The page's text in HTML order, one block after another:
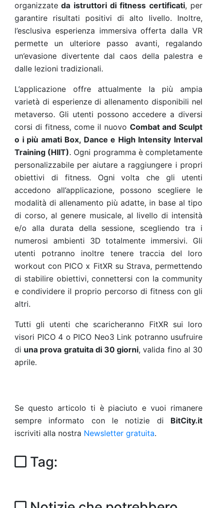
organizzate da istruttori di fitness certificati, per
garantire risultati positivi di alto livello. Inoltre,
l’esclusiva esperienza immersiva offerta dalla VR
permette un ulteriore passo avanti, regalando
un’evasione divertente dal caos della palestra e
dalle lezioni tradizionali.
L’applicazione offre attualmente la più ampia
varietà di esperienze di allenamento disponibili nel
metaverso. Gli utenti possono accedere a diversi
corsi di fitness, come il nuovo Combat and Sculpt
o i più amati Box, Dance e High Intensity Interval
Training (HIIT). Ogni programma è completamente
personalizzabile per aiutare a raggiungere i propri
obiettivi di fitness. Ogni volta che gli utenti
accedono all’applicazione, possono scegliere le
modalità di allenamento più adatte, in base al tipo
di corso, al genere musicale, al livello di intensità
e/o alla durata della sessione, scegliendo tra i
numerosi ambienti 3D totalmente immersivi. Gli
utenti potranno inoltre tenere traccia del loro
workout con PICO x FitXR su Strava, permettendo
di stabilire obiettivi, connettersi con la community
e condividere il proprio percorso di fitness con gli
altri.
Tutti gli utenti che scaricheranno FitXR sui loro
visori PICO 4 o PICO Neo3 Link potranno usufruire
di una prova gratuita di 30 giorni, valida fino al 30
aprile.
Se questo articolo ti è piaciuto e vuoi rimanere
sempre informato con le notizie di BitCity.it
iscriviti alla nostra Newsletter gratuita.
Tag: